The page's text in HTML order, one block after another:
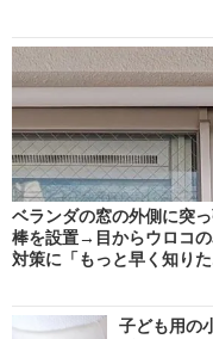
ベランダの窓の外側に突っ
棒を設置→目からウロコの
対策に「もっと早く知り
子ども用